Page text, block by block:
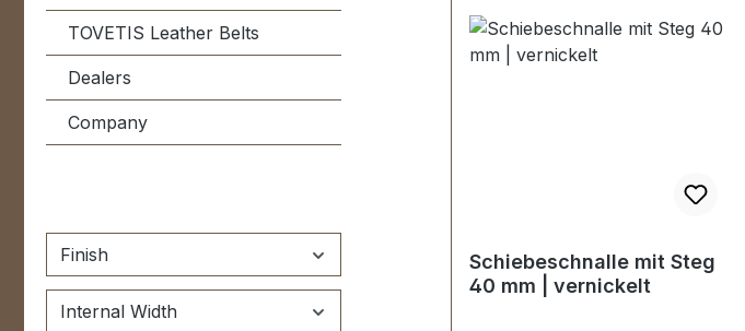
TOVETIS Leather Belts
Dealers
Company
Finish
Internal Width
Schiebeschnalle mit Steg
40 mm | vernickelt